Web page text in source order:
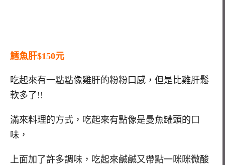
鱈魚肝$150元
吃起來有一點點像雞肝的粉粉口感，但是比雞肝鬆
軟多了!!
滿來料理的方式，吃起來有點像是曼魚罐頭的口
味，
上面加了許多調味，吃起來鹹鹹又帶點一咪咪微酸